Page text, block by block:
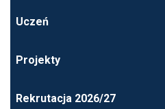
Uczeń
Projekty
Rekrutacja 2026/27